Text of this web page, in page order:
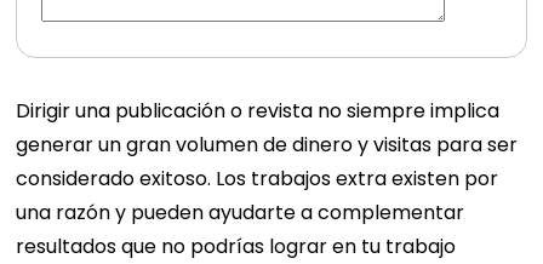
Dirigir una publicación o revista no siempre implica
generar un gran volumen de dinero y visitas para ser
considerado exitoso. Los trabajos extra existen por
una razón y pueden ayudarte a complementar
resultados que no podrías lograr en tu trabajo